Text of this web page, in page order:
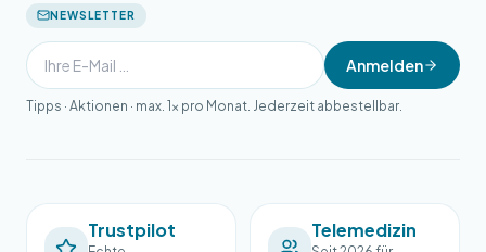
NEWSLETTER
Anmelden
Tipps · Aktionen · max. 1× pro Monat. Jederzeit abbestellbar.
Trustpilot Telemedizin